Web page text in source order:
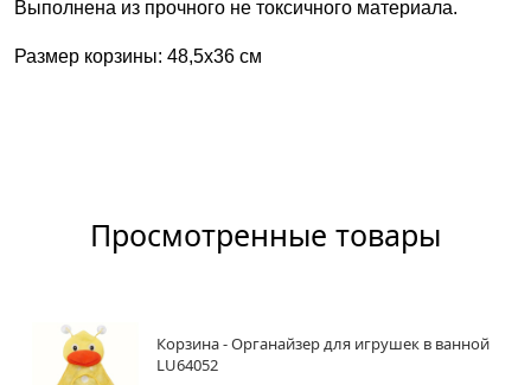
Выполнена из прочного не токсичного материала.
Размер корзины: 48,5х36 см
Просмотренные товары
Корзина - Органайзер для игрушек в ванной
LU64052